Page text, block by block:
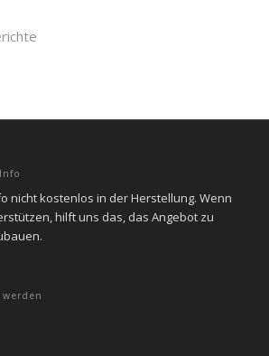
nicht kostenlos in der Herstellung. Wenn
hilft uns das, das Angebot zu